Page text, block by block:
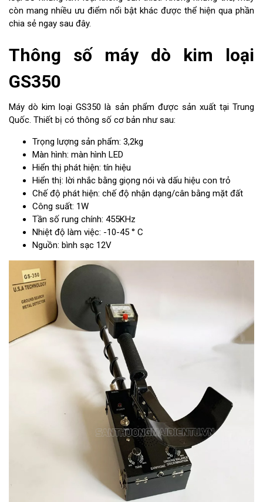
còn mang nhiều ưu điểm nổi bật khác được thể hiện qua phần
chia sẻ ngay sau đây.
Thông số máy dò kim loại
GS350
Máy dò kim loại GS350 là sản phẩm được sản xuất tại Trung
Quốc. Thiết bị có thông số cơ bản như sau:
Trọng lượng sản phẩm: 3,2kg
Màn hình: màn hình LED
Hiển thị phát hiện: tín hiệu
Hiển thị: lời nhắc bằng giọng nói và dấu hiệu con trỏ
Chế độ phát hiện: chế độ nhận dạng/cân bằng mặt đất
Công suất: 1W
Tần số rung chính: 455KHz
Nhiệt độ làm việc: -10-45 ° C
Nguồn: bình sạc 12V